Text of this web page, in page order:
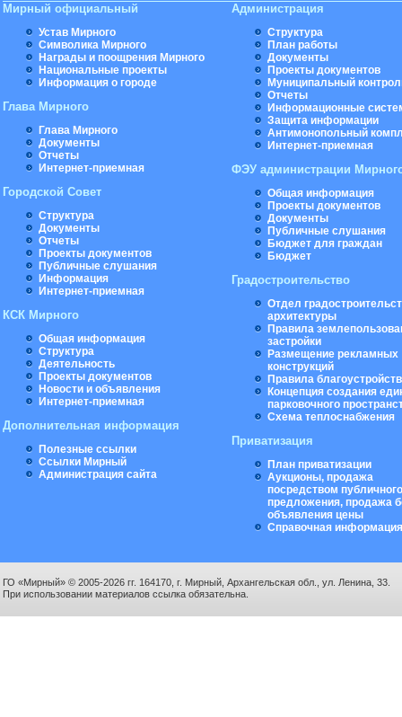
Мирный официальный
Устав Мирного
Символика Мирного
Награды и поощрения Мирного
Национальные проекты
Информация о городе
Глава Мирного
Глава Мирного
Документы
Отчеты
Интернет-приемная
Городской Совет
Структура
Документы
Отчеты
Проекты документов
Публичные слушания
Информация
Интернет-приемная
КСК Мирного
Общая информация
Структура
Деятельность
Проекты документов
Новости и объявления
Интернет-приемная
Дополнительная информация
Полезные ссылки
Ссылки Мирный
Администрация сайта
Администрация
Структура
План работы
Документы
Проекты документов
Муниципальный
Отчеты
Информационные
Защита информации
Антимонопольный
Интернет-приемная
ФЭУ администрации
Общая информация
Проекты документов
Документы
Публичные слушания
Бюджет для граждан
Бюджет
Градостроительство
Отдел
архитектуры
Правила
застройки
Размещение рекламных
конструкций
Правила
Концепция создания
парковочного
Схема теплоснабжения
Приватизация
План приватизации
Аукционы, продажа
посредством публичного
предложения, продажа
объявления цены
Справочная информация
ГО «Мирный» © 2005-2026 гг. 164170, г. Мирный, Архангельская обл., ул. Ленина, 33.
При использовании материалов ссылка обязательна.